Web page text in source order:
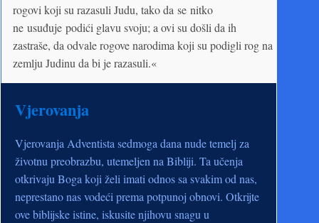
rogovi koji su razasuli Judu, tako da se nitko
ne usuđuje podići glavu svoju; a ovi su došli da ih
zastraše, da odvale rogove narodima koji su podigli rog na
zemlju Judinu da bi je razasuli.«
Vjerovanja
Vjerovanja Adventista sedmoga dana nude temelj za
životnu preobrazbu, utemeljen na Bibliji. Ta učenja
otkrivaju Boga koji želi imati odnos sa svakim od nas,
neprestano nas vodeći prema potpunoj obnovi. Otkrijte
ove biblijske istine, iskusite njihovu snagu u